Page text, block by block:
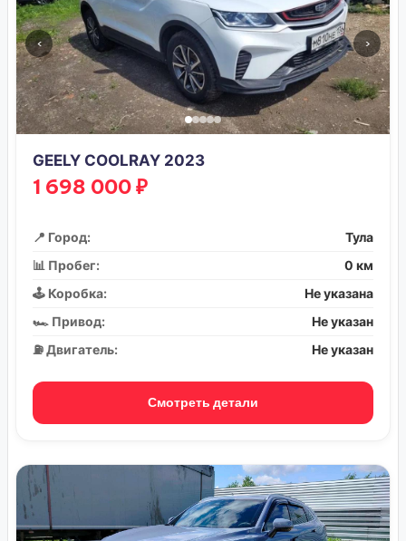
‹ ›
GEELY COOLRAY 2023
1 698 000 ₽
📍 Город:
Тула
📊 Пробег:
0 км
🕹️ Коробка:
Не указана
🏎️ Привод:
Не указан
⛽ Двигатель:
Не указан
Смотреть детали